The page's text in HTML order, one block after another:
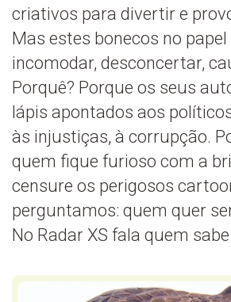
criativos para divertir e
Mas estes bonecos no
incomodar, desconcertar,
Porquê? Porque os seus
lápis apontados aos
às injustiças, à corrupção.
quem fique furioso com a
censure os perigosos
perguntamos: quem quer
No Radar XS fala quem